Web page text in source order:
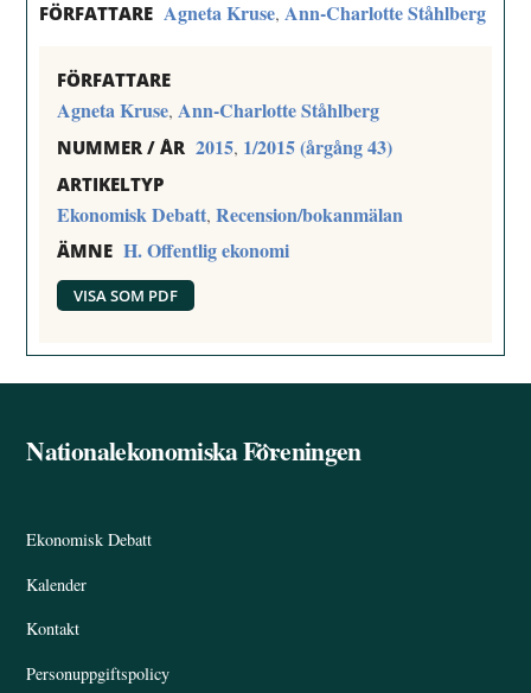
FÖRFATTARE Agneta Kruse, Ann-Charlotte Ståhlberg
FÖRFATTARE
Agneta Kruse, Ann-Charlotte Ståhlberg
NUMMER / ÅR 2015, 1/2015 (årgång 43)
ARTIKELTYP
Ekonomisk Debatt,Recension/bokanmälan
ÄMNE H. Offentlig ekonomi
VISA SOM PDF
Back
Nationalekonomiska Föreningen
Ekonomisk Debatt
Kalender
Kontakt
Personuppgiftspolicy